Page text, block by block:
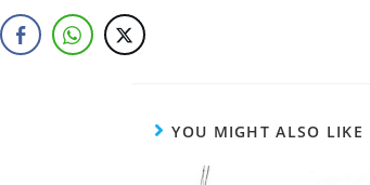
YOU MIGHT ALSO LIKE